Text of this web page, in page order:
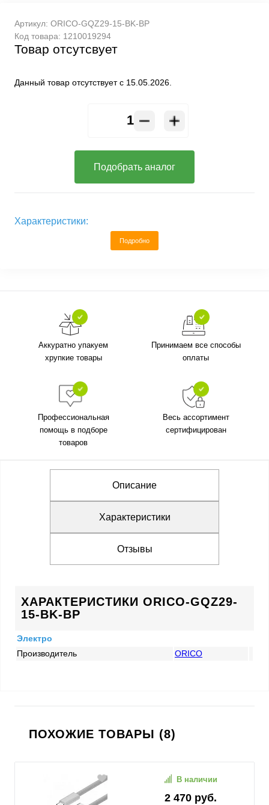
Артикул: ORICO-GQZ29-15-BK-BP
Код товара: 1210019294
Товар отсутсвует
Данный товар отсутствует с 15.05.2026.
Подобрать аналог
Характеристики:
Подробно
Аккуратно упакуем
хрупкие товары
Принимаем все способы
оплаты
Профессиональная
помощь в подборе
товаров
Весь ассортимент
сертифицирован
Описание
Характеристики
Отзывы
ХАРАКТЕРИСТИКИ ORICO-GQZ29-
15-BK-BP
Электро
Производитель
ORICO
ПОХОЖИЕ ТОВАРЫ (8)
2 470 руб.
В наличии